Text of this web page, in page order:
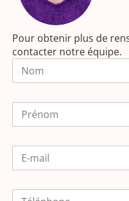
Pour obtenir plus de
contacter notre équipe.